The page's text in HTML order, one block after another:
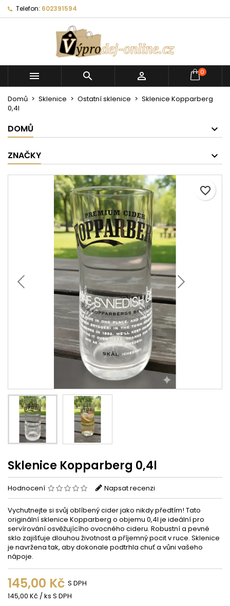
Telefon: 602391594
   0
Domů Sklenice Ostatní sklenice
Sklenice Kopparberg
0,4l
DOMŮ
ZNAČKY
Sklenice Kopparberg 0,4l
Hodnocení Napsat recenzi
Vychutnejte si svůj oblíbený cider jako nikdy předtím! Tato
originální sklenice Kopparberg o objemu 0,4l je ideální pro
servírování osvěžujícího ovocného cideru. Robustní a pevné
sklo zajišťuje dlouhou životnost a příjemný pocit v ruce. Sklenice
je navržena tak, aby dokonale podtrhla chuť a vůni vašeho
nápoje.
145,00 Kč S DPH
145,00 Kč / ks S DPH
favorite_border